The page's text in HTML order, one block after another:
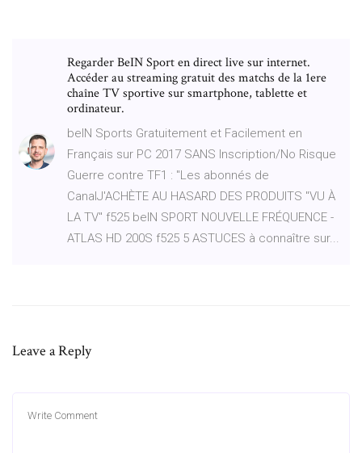
Regarder BeIN Sport en direct live sur internet.
Accéder au streaming gratuit des matchs de la 1ere
chaîne TV sportive sur smartphone, tablette et
ordinateur.
beIN Sports Gratuitement et Facilement en
Français sur PC 2017 SANS Inscription/No Risque
Guerre contre TF1 : "Les abonnés de
CanalJ'ACHÈTE AU HASARD DES PRODUITS "VU À
LA TV" f525 beIN SPORT NOUVELLE FRÉQUENCE -
ATLAS HD 200S f525 5 ASTUCES à connaître sur...
Leave a Reply